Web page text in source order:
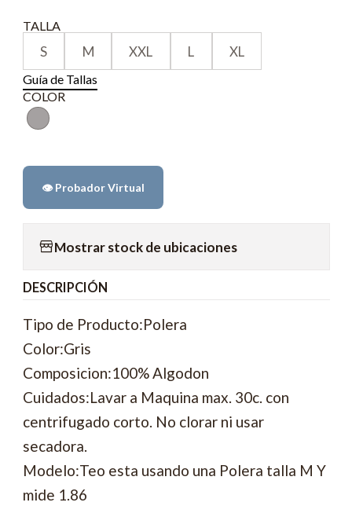
TALLA
S M XXL L XL
Guía de Tallas
COLOR
👁️ Probador Virtual
Mostrar stock de ubicaciones
DESCRIPCIÓN
Tipo de Producto:Polera
Color:Gris
Composicion:100% Algodon
Cuidados:Lavar a Maquina max. 30c. con
centrifugado corto. No clorar ni usar
secadora.
Modelo:Teo esta usando una Polera talla M Y
mide 1.86